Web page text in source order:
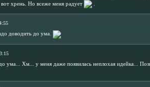
хрень. Но всеже меня радует
доводить до ума.
ума... Хм... у меня даже появилась неплохая идейка...